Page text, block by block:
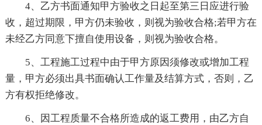
4、乙方书面通知甲方验收之日起至第三日应进行验
收，超过期限，甲方仍未验收，则视为验收合格;若甲方在
未经乙方同意下擅自使用设备，则视为验收合格。
5、工程施工过程中由于甲方原因须修改或增加工程
量，甲方必须出具书面确认工作量及结算方式，否则，乙
方有权拒绝修改。
6、因工程质量不合格所造成的返工费用，由乙方自